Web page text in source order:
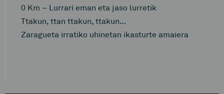
0 Km – Lurrari eman eta jaso lurretik
Ttakun, ttan ttakun, ttakun…
Zaragueta irratiko uhinetan ikasturte amaiera